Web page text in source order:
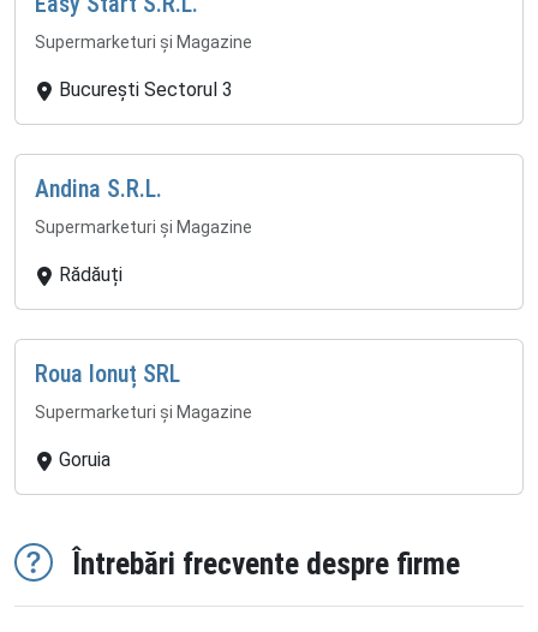
Supermarketuri și Magazine
București Sectorul 3
Andina S.R.L.
Supermarketuri și Magazine
Rădăuți
Roua Ionuț SRL
Supermarketuri și Magazine
Goruia
Întrebări frecvente despre firme